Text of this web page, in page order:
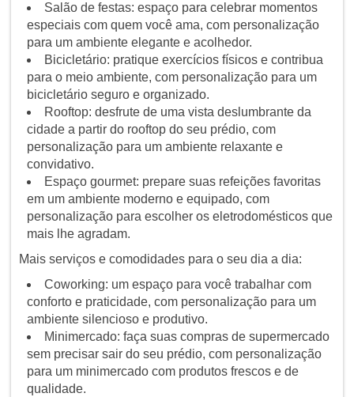
Salão de festas: espaço para celebrar momentos
especiais com quem você ama, com personalização
para um ambiente elegante e acolhedor.
Bicicletário: pratique exercícios físicos e contribua
para o meio ambiente, com personalização para um
bicicletário seguro e organizado.
Rooftop: desfrute de uma vista deslumbrante da
cidade a partir do rooftop do seu prédio, com
personalização para um ambiente relaxante e
convidativo.
Espaço gourmet: prepare suas refeições favoritas
em um ambiente moderno e equipado, com
personalização para escolher os eletrodomésticos que
mais lhe agradam.
Mais serviços e comodidades para o seu dia a dia:
Coworking: um espaço para você trabalhar com
conforto e praticidade, com personalização para um
ambiente silencioso e produtivo.
Minimercado: faça suas compras de supermercado
sem precisar sair do seu prédio, com personalização
para um minimercado com produtos frescos e de
qualidade.